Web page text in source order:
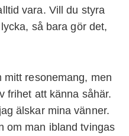
vara. Vill du styra
så bara gör det,
mitt resonemang, men
frihet att känna såhär.
älskar mina vänner.
om man ibland tvingas